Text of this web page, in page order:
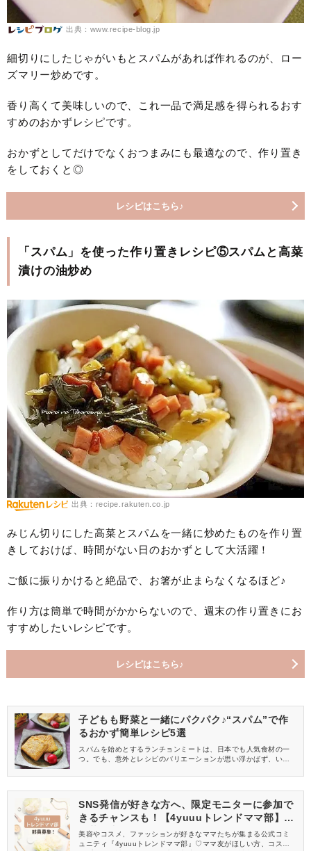
出典：www.recipe-blog.jp
細切りにしたじゃがいもとスパムがあれば作れるのが、ロー
ズマリー炒めです。
香り高くて美味しいので、これ一品で満足感を得られるおす
すめのおかずレシピです。
おかずとしてだけでなくおつまみにも最適なので、作り置き
をしておくと◎
レシピはこちら♪
「スパム」を使った作り置きレシピ⑤スパムと高菜
漬けの油炒め
出典：recipe.rakuten.co.jp
みじん切りにした高菜とスパムを一緒に炒めたものを作り置
きしておけば、時間がない日のおかずとして大活躍！
ご飯に振りかけると絶品で、お箸が止まらなくなるほど♪
作り方は簡単で時間がかからないので、週末の作り置きにお
すすめしたいレシピです。
レシピはこちら♪
子どもも野菜と一緒にパクパク♪“スパム”で作
るおかず簡単レシピ5選
スパムを始めとするランチョンミートは、日本でも人気食材の一
つ。でも、意外とレシピのバリエーションが思い浮かばず、いつ
喜んで食べてくれる、簡単に作れるスパムを使った美味しいおか
SNS発信が好きな方へ、限定モニターに参加で
きるチャンスも！【4yuuuトレンドママ部】部
員募集中
美容やコスメ、ファッションが好きなママたちが集まる公式コミ
ュニティ『4yuuuトレンドママ部』♡ママ友がほしい方、コスメサ